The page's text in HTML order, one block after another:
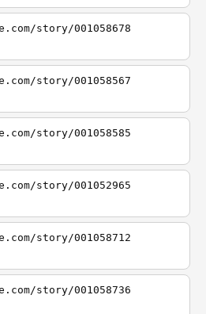
story/001058678
story/001058567
story/001058585
story/001052965
story/001058712
story/001058736